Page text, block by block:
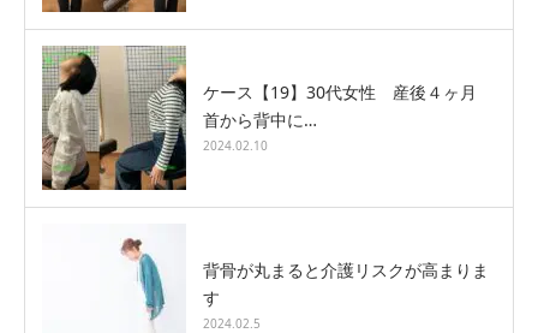
ケース【19】30代女性 産後４ヶ月
首から背中に…
2024.02.10
背骨が丸まると介護リスクが高まりま
す
2024.02.5